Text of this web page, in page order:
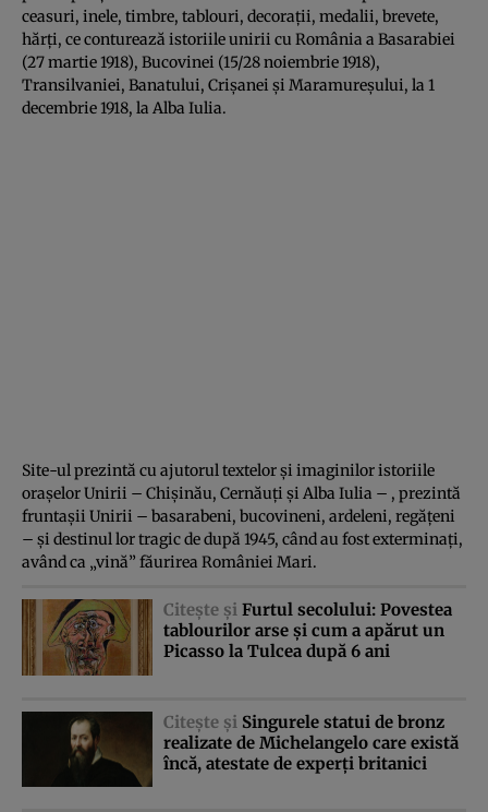
ceasuri, inele, timbre, tablouri, decoraţii, medalii, brevete,
hărţi, ce conturează istoriile unirii cu România a Basarabiei
(27 martie 1918), Bucovinei (15/28 noiembrie 1918),
Transilvaniei, Banatului, Crişanei şi Maramureşului, la 1
decembrie 1918, la Alba Iulia.
Site-ul prezintă cu ajutorul textelor şi imaginilor istoriile
oraşelor Unirii – Chişinău, Cernăuţi şi Alba Iulia – , prezintă
fruntaşii Unirii – basarabeni, bucovineni, ardeleni, regăţeni
– şi destinul lor tragic de după 1945, când au fost exterminaţi,
având ca „vină” făurirea României Mari.
Citeşte şi Furtul secolului: Povestea
tablourilor arse şi cum a apărut un
Picasso la Tulcea după 6 ani
Citeşte şi Singurele statui de bronz
realizate de Michelangelo care există
încă, atestate de experţi britanici